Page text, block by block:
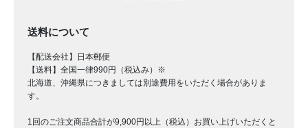
送料について
【配送会社】日本郵便
【送料】全国一律990円（税込み）※
北海道、沖縄県につきましては別途費用をいただく場合がありま
す。
1回のご注文商品合計が9,900円以上（税込）お買い上げいただくと